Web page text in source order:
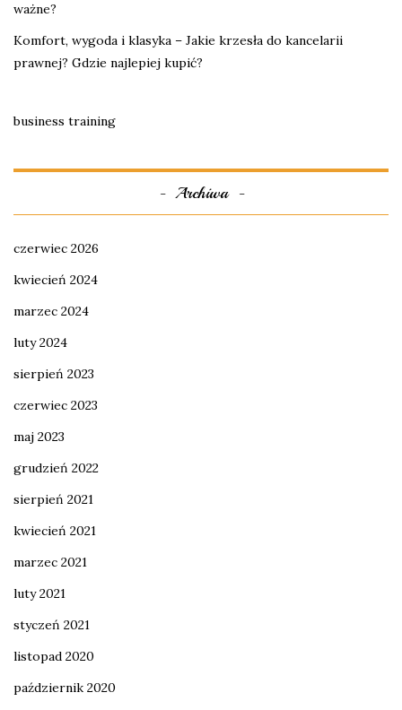
ważne?
Komfort, wygoda i klasyka – Jakie krzesła do kancelarii
prawnej? Gdzie najlepiej kupić?
business training
Archiwa
czerwiec 2026
kwiecień 2024
marzec 2024
luty 2024
sierpień 2023
czerwiec 2023
maj 2023
grudzień 2022
sierpień 2021
kwiecień 2021
marzec 2021
luty 2021
styczeń 2021
listopad 2020
październik 2020